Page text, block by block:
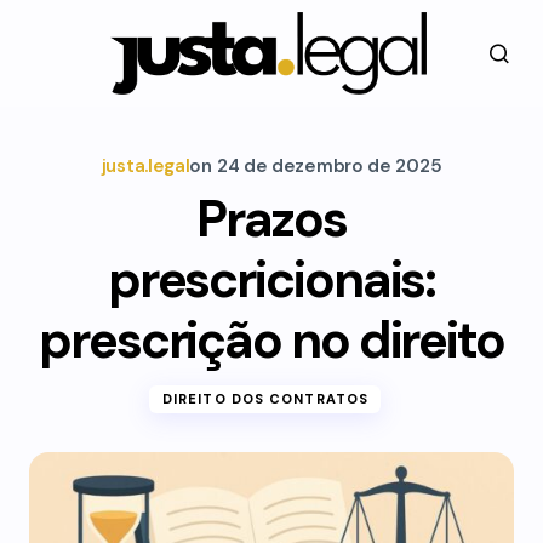
justa.legalon 24 de dezembro de 2025
Prazos
prescricionais:
prescrição no direito
DIREITO DOS CONTRATOS